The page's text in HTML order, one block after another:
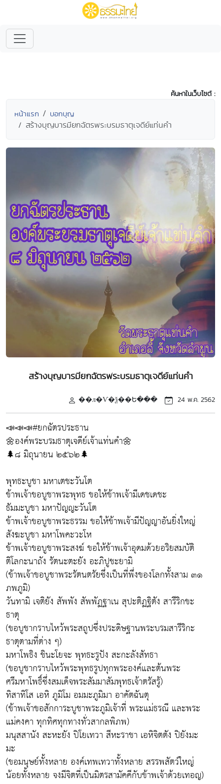
ค้นหาในเว็บไซต์ :
หน้าแรก บอกบุญ
สร้างบุญบารมียกฉัตรพระบรมธาตุเจดีย์แท่นคำ
สร้างบุญบารมียกฉัตรพระบรมธาตุเจดีย์แท่นคำ
��л�Ѵ�ѯ��Ե��� 24 พ.ค. 2562
📣📣📣#ยกฉัตรประธาน
🌼องค์พระบรมธาตุเจดีย์เจ้าแท่นคำ🌼
🌲๘ มิถุนายน ๒๕๖๒🌲
พุทธะบูชา มหาเตชะวันโต
ข้าพเจ้าขอบูชาพระพุทธ ขอให้ข้าพเจ้ามีเดชเดชะ
ธัมมะบูชา มหาปัญญะวันโต
ข้าพเจ้าขอบูชาพระธรรม ขอให้ข้าพเจ้ามีปัญญาอันยิ่งใหญ่
สังฆะบูชา มหาโพคะวะโห
ข้าพเจ้าขอบูชาพระสงฆ์ ขอให้ข้าพเจ้าอุดมด้วยอริยสมบัติ
ติโลกะนาถัง รัตนะตะยัง อะภิปูชะยามิ
(ข้าพเจ้าขอบูชาพระรัตนตรัยซึ่งเป็นที่พึ่งของโลกทั้งสาม ๓๑
ภพภูมิ)
วันทามิ เจติยัง สัพพัง สัพพัฏฐาเน สุปะติฏฐิตัง สารีริกขะ
ธาตุ
(ขอบูชากราบไหว้พระสถูปซึ่งประดิษฐานพระบรมสารีริกะ
ธาตุตามที่ต่าง ๆ)
มหาโพธิง ชินะโยจะ พุทธะรูปัง สะกะลังสัทธา
(ขอบูชากราบไหว้พระพุทธรูปทุกพระองค์และต้นพระ
ศรีมหาโพธิ์ซึ่งสมเด็จพระสัมมาสัมพุทธเจ้าตรัสรู้)
ทิสาทิโส เอหิ ภูมิโม อมมะภูมิมา อาคัตฉันตุ
(ข้าพเจ้าขอสักการะบูชาพระภูมิเจ้าที่ พระแม่ธรณี และพระ
แม่คงคา ทุกทิศทุกทางทั่วสากลพิภพ)
มนุสสานัง สะหะยัง ปิโยเทวา สีหะราชา เอหิจิตตัง ปิยังมะ
มะ
(ขอมนุษย์ทั้งหลาย องค์เทพเทวาทั้งหลาย สรรพสัตว์ใหญ่
น้อยทั้งหลาย จงมีจิตที่เป็นมิตรสามัคคีกับข้าพเจ้าด้วยเทอญ)